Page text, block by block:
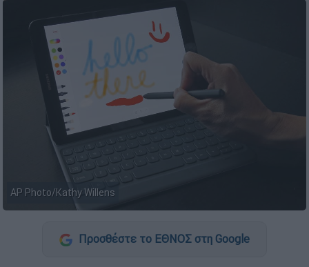
AP Photo/Kathy Willens
Προσθέστε το ΕΘΝΟΣ στη Google